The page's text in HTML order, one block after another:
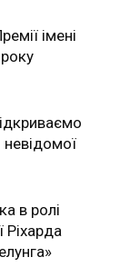
імені
невідомої
в ролі
Ріхарда